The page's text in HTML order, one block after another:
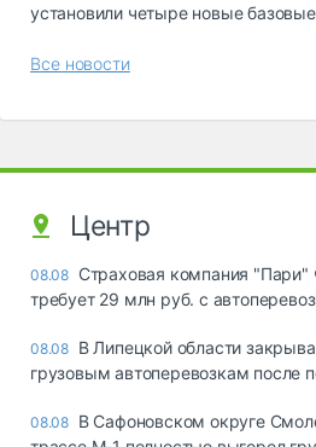
установили четыре новые
Все новости
Центр
08.08 Страховая компания "Пари"
требует 29 млн руб. с
08.08 В Липецкой области
грузовым автоперевозкам после
08.08 В Сафоновском округе